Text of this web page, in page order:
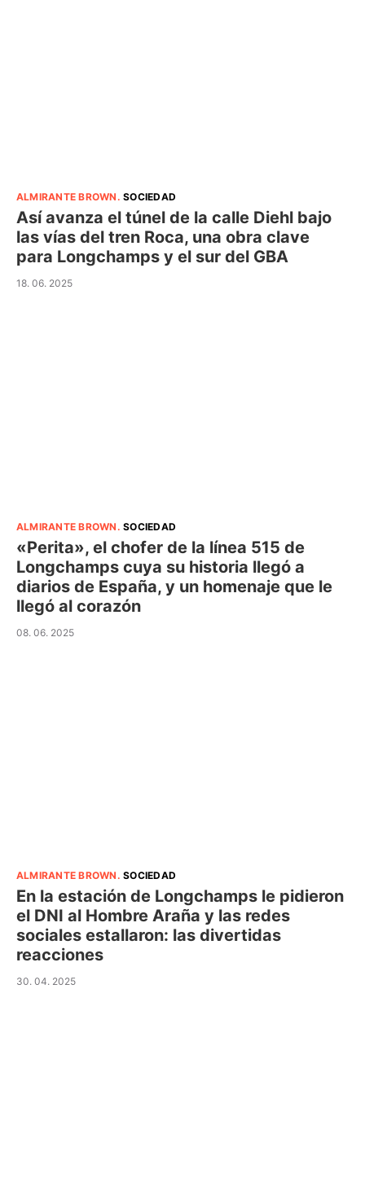
ALMIRANTE BROWN .SOCIEDAD
Así avanza el túnel de la calle Diehl bajo
las vías del tren Roca, una obra clave
para Longchamps y el sur del GBA
18. 06. 2025
ALMIRANTE BROWN .SOCIEDAD
«Perita», el chofer de la línea 515 de
Longchamps cuya su historia llegó a
diarios de España, y un homenaje que le
llegó al corazón
08. 06. 2025
ALMIRANTE BROWN .SOCIEDAD
En la estación de Longchamps le pidieron
el DNI al Hombre Araña y las redes
sociales estallaron: las divertidas
reacciones
30. 04. 2025